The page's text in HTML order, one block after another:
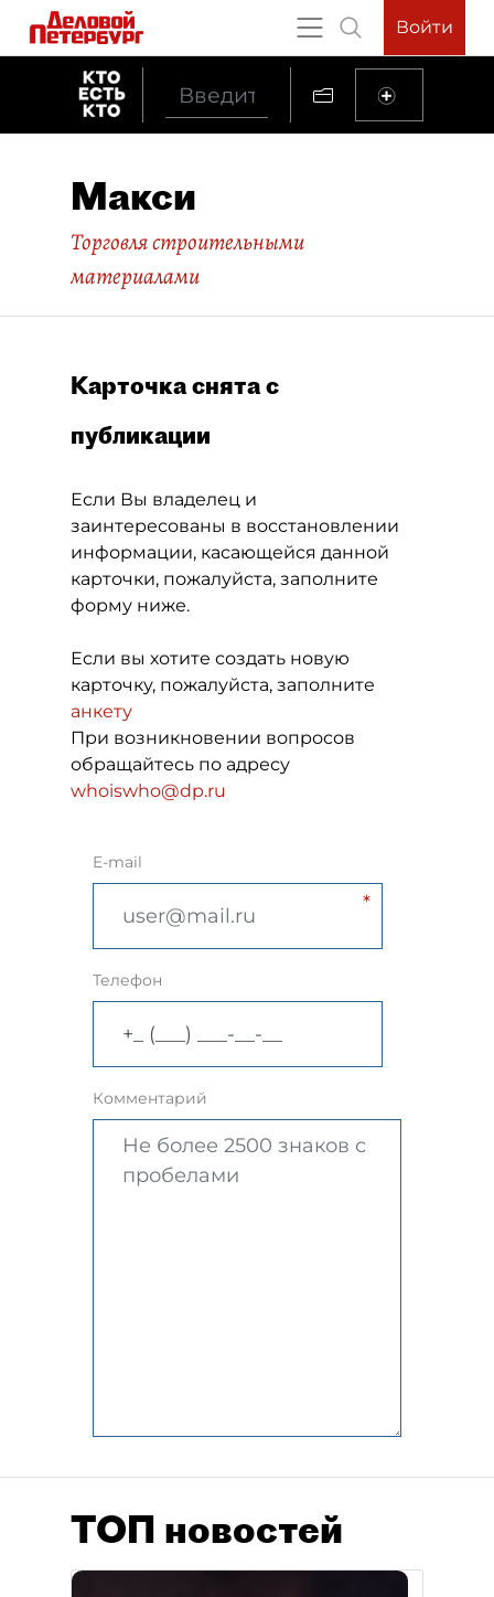
Войти
Макси
Торговля строительными
материалами
Карточка снята с
публикации
Если Вы владелец и
заинтересованы в восстановлении
информации, касающейся данной
карточки, пожалуйста, заполните
форму ниже.
Если вы хотите создать новую
карточку, пожалуйста, заполните
анкету
При возникновении вопросов
обращайтесь по адресу
whoiswho@dp.ru
E-mail
Телефон
Комментарий
ТОП новостей